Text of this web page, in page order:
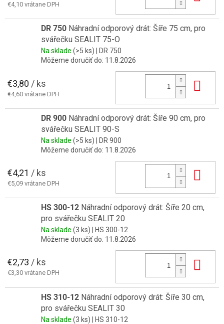
€4,10 vrátane DPH
DR 750 Náhradní odporový drát: Šíře 75 cm, pro
svářečku SEALIT 75-O
Na sklade (>5 ks) | DR 750
Môžeme doručiť do: 11.8.2026
€3,80 / ks
€4,60 vrátane DPH
DR 900 Náhradní odporový drát: Šíře 90 cm, pro
svářečku SEALIT 90-S
Na sklade (>5 ks) | DR 900
Môžeme doručiť do: 11.8.2026
€4,21 / ks
€5,09 vrátane DPH
HS 300-12 Náhradní odporový drát: Šíře 20 cm,
pro svářečku SEALIT 20
Na sklade (3 ks) | HS 300-12
Môžeme doručiť do: 11.8.2026
€2,73 / ks
€3,30 vrátane DPH
HS 310-12 Náhradní odporový drát: Šíře 30 cm,
pro svářečku SEALIT 30
Na sklade (3 ks) | HS 310-12